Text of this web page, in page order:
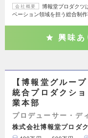
会社概要
博報堂プロダクツ
ベーション領域を担う総合制
興味あ
【博報堂グルー
統合プロダクシ
業本部
プロデューサー・デ
株式会社博報堂プロダ